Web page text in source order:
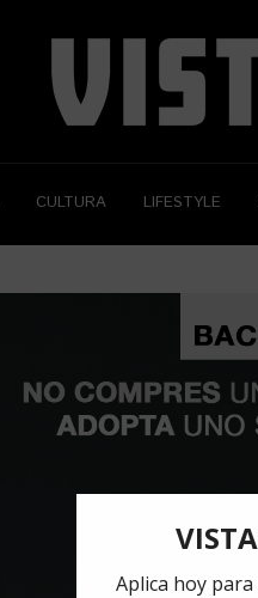
CULTURA LIFESTYLE